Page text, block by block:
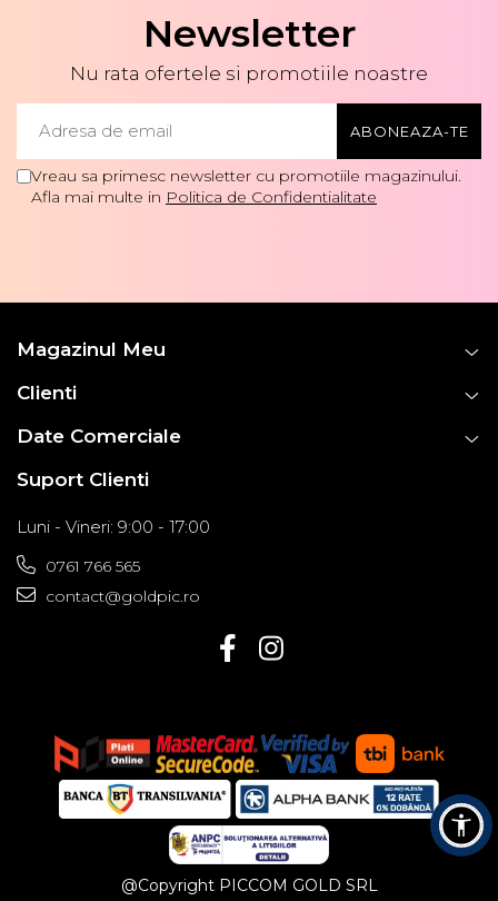
Newsletter
Nu rata ofertele si promotiile noastre
Vreau sa primesc newsletter cu promotiile magazinului.
Afla mai multe in Politica de Confidentialitate
Magazinul Meu
Clienti
Date Comerciale
Suport Clienti
Luni - Vineri: 9:00 - 17:00
0761 766 565
contact@goldpic.ro
@Copyright PICCOM GOLD SRL